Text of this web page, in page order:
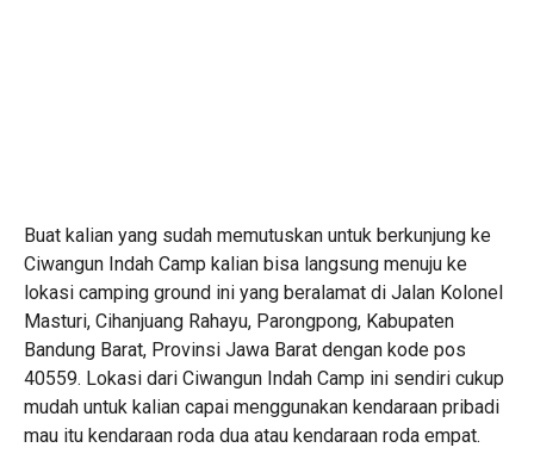
Buat kalian yang sudah memutuskan untuk berkunjung ke
Ciwangun Indah Camp kalian bisa langsung menuju ke
lokasi camping ground ini yang beralamat di Jalan Kolonel
Masturi, Cihanjuang Rahayu, Parongpong, Kabupaten
Bandung Barat, Provinsi Jawa Barat dengan kode pos
40559. Lokasi dari Ciwangun Indah Camp ini sendiri cukup
mudah untuk kalian capai menggunakan kendaraan pribadi
mau itu kendaraan roda dua atau kendaraan roda empat.